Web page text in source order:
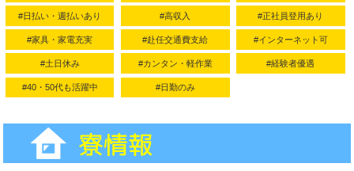
#日払い・週払いあり #高収入 #正社員登用あり
#家具・家電充実 #赴任交通費支給 #インターネット可
#土日休み #カンタン・軽作業 #経験者優遇
#40・50代も活躍中 #日勤のみ